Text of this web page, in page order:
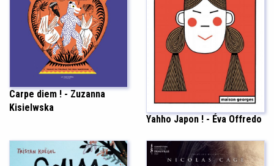
Carpe diem ! - Zuzanna
Kisielwska
Yahho Japon ! - Éva Offredo